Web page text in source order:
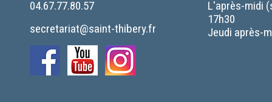
04.67.77.80.57
secretariat@saint-thibery.fr
L'après-midi
17h30
Jeudi après-